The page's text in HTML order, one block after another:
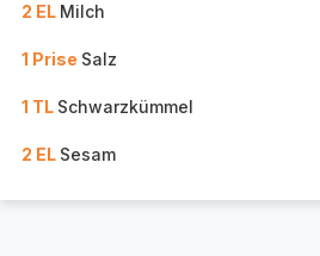
2 EL Milch
1 Prise Salz
1 TL Schwarzkümmel
2 EL Sesam